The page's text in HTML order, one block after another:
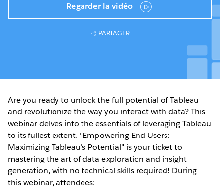
Regarder la vidéo
PARTAGER
Are you ready to unlock the full potential of Tableau
and revolutionize the way you interact with data? This
webinar delves into the essentials of leveraging Tableau
to its fullest extent. "Empowering End Users:
Maximizing Tableau's Potential" is your ticket to
mastering the art of data exploration and insight
generation, with no technical skills required! During
this webinar, attendees: